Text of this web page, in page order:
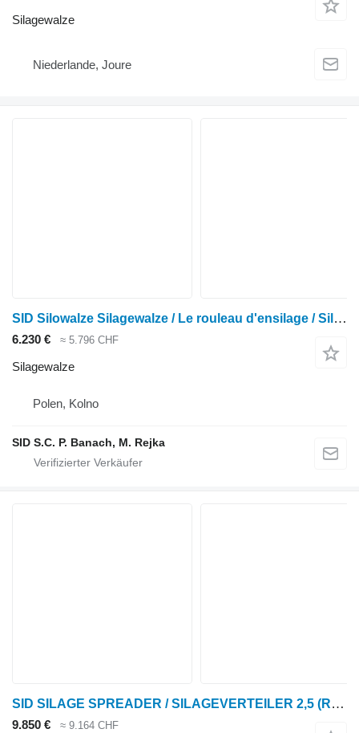
Silagewalze
Niederlande, Joure
SID Silowalze Silagewalze / Le rouleau d'ensilage / Silage roller (
6.230 € ≈ 5.796 CHF
Silagewalze
Polen, Kolno
SID S.C. P. Banach, M. Rejka
SID SILAGE SPREADER / SILAGEVERTEILER 2,5 (RP-1)
9.850 € ≈ 9.164 CHF